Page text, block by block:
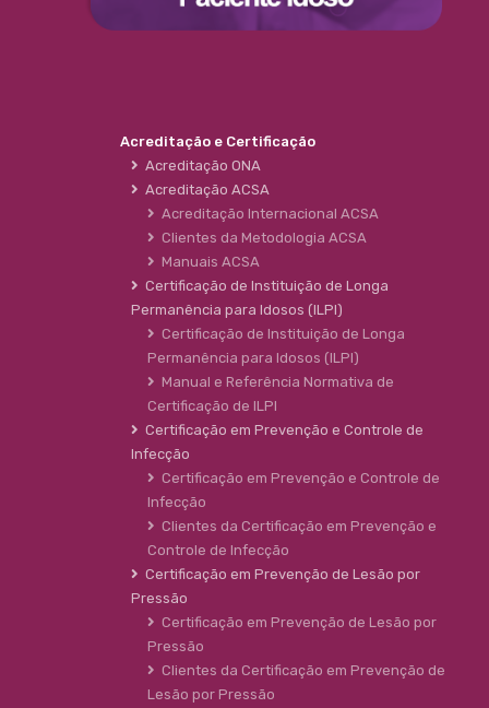
Acreditação e Certificação
Acreditação ONA
Acreditação ACSA
Acreditação Internacional ACSA
Clientes da Metodologia ACSA
Manuais ACSA
Certificação de Instituição de Longa
Permanência para Idosos (ILPI)
Certificação de Instituição de Longa
Permanência para Idosos (ILPI)
Manual e Referência Normativa de
Certificação de ILPI
Certificação em Prevenção e Controle de
Infecção
Certificação em Prevenção e Controle de
Infecção
Clientes da Certificação em Prevenção e
Controle de Infecção
Certificação em Prevenção de Lesão por
Pressão
Certificação em Prevenção de Lesão por
Pressão
Clientes da Certificação em Prevenção de
Lesão por Pressão